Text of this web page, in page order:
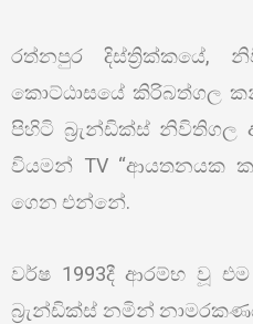
රත්නපුර දිස්ත්‍රික්කයේ,
කොට්ඨාසයේ කිරිබත්ගල
පිහිටි බ්‍රැන්ඩික්ස්
වියමන් TV “ආයතනයක
ගෙන එන්නේ.
වර්ෂ 1993දී ආරම්භ වූ
බ්‍රැන්ඩික්ස් නමින්